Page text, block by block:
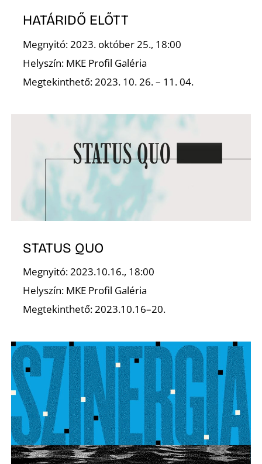
HATÁRIDŐ ELŐTT
Megnyitó: 2023. október 25., 18:00
Helyszín: MKE Profil Galéria
Megtekinthető: 2023. 10. 26. – 11. 04.
STATUS QUO
Megnyitó: 2023.10.16., 18:00
Helyszín: MKE Profil Galéria
Megtekinthető: 2023.10.16–20.